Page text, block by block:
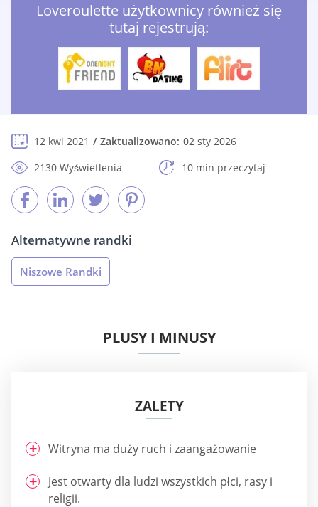
Loveroulette użytkownicy również się
tutaj rejestrują:
12 kwi 2021 Zaktualizowano: 02 sty 2026
2130 Wyświetlenia
10 min przeczytaj
Alternatywne randki
Niszowe Randki
PLUSY I MINUSY
ZALETY
Witryna ma duży ruch i zaangażowanie
Jest otwarty dla ludzi wszystkich płci, rasy i
religii.